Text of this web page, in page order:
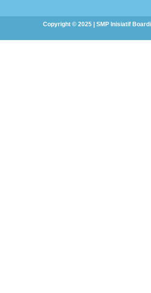
Copyright © 2025 | SMP Inisiatif